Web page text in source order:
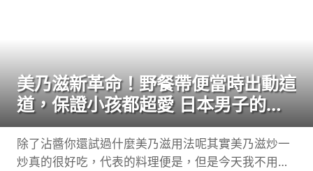
美乃滋新革命！野餐帶便當時出動這
道，保證小孩都超愛 日本男子的家
庭料理 TASTY NOTE
除了沾醬你還試過什麼美乃滋用法呢其實美乃滋炒一
炒真的很好吃，代表的料理便是，但是今天我不用蝦